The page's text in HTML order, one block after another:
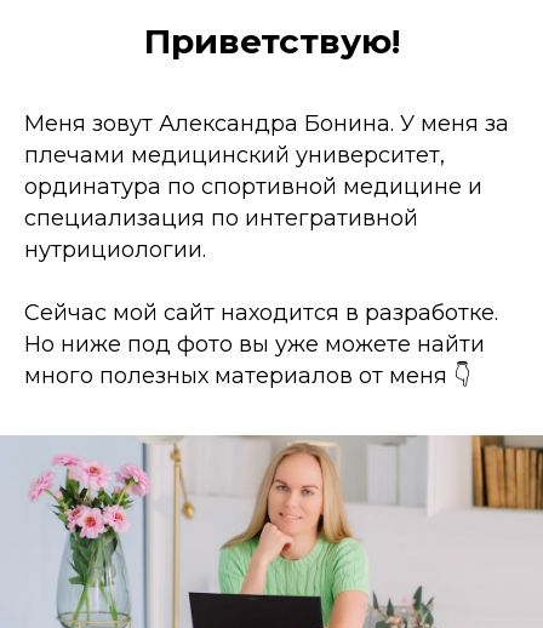
Приветствую!
Меня зовут Александра Бонина. У меня за
плечами медицинский университет,
ординатура по спортивной медицине и
специализация по интегративной
нутрициологии.
Сейчас мой сайт находится в разработке.
Но ниже под фото вы уже можете найти
много полезных материалов от меня 👇